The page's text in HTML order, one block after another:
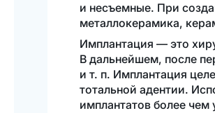
и несъемные. При
металлокерамика,
Имплантация — это
В дальнейшем, после
и т. п. Имплантация
тотальной адентии.
имплантатов более